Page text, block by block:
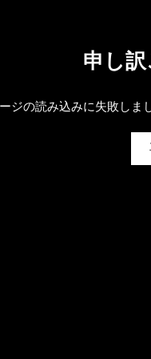
申し
ジの読み込みに失敗しま